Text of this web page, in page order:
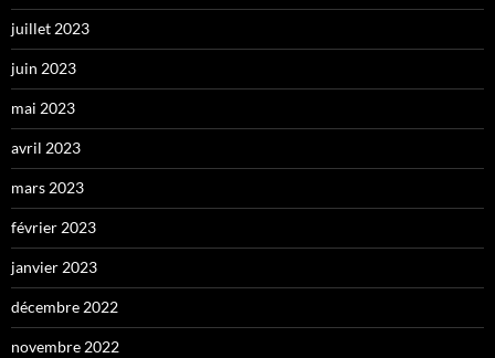
juillet 2023
juin 2023
mai 2023
avril 2023
mars 2023
février 2023
janvier 2023
décembre 2022
novembre 2022